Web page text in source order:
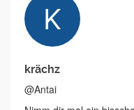
krächz
@Antai